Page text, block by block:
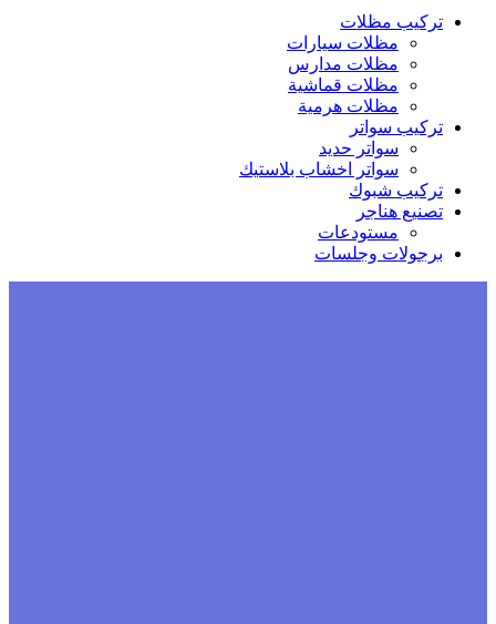
تركيب مظلات
مظلات سيارات
مظلات مدارس
مظلات قماشية
مظلات هرمية
تركيب سواتر
سواتر حديد
سواتر اخشاب بلاستيك
تركيب شبوك
تصنيع هناجر
مستودعات
برجولات وجلسات